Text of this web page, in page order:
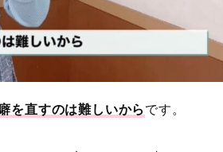
を直すのは難しいからです。